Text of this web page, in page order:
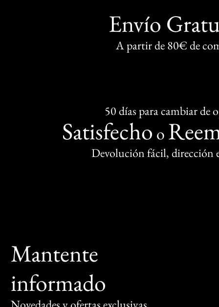
Envío
A partir de 80€ de
50 días para cambiar de
Satisfecho o
Devolución fácil, dirección
Mantente
informado